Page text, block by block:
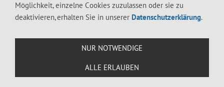
Flughafenstrasse 4, 8302 Kloten
Möglichkeit, einzelne Cookies zuzulassen oder sie zu
deaktivieren, erhalten Sie in unserer Datenschutzerklärung.
NUR NOTWENDIGE
ALLE ERLAUBEN